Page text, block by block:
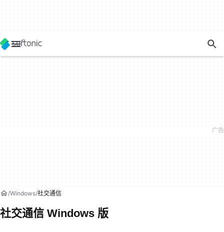
Windows 社交通信
社交通信 Windows 版